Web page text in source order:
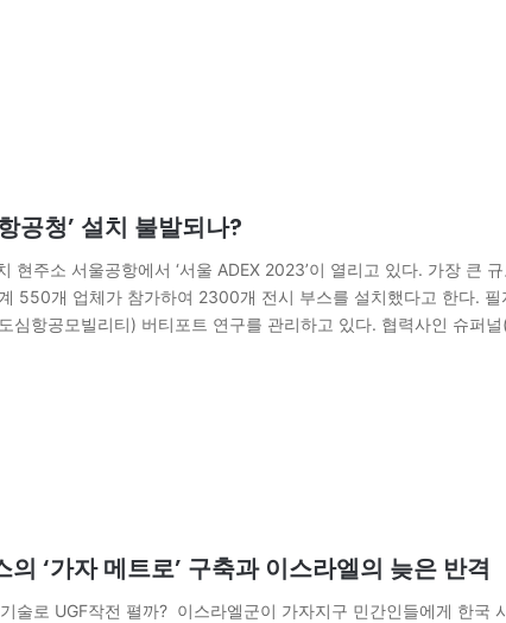
공청’ 설치 불발되나?
현주소 서울공항에서 ‘서울 ADEX 2023’이 열리고 있다. 가장 큰
550개 업체가 참가하여 2300개 전시 부스를 설치했다고 한다. 필
심항공모빌리티) 버티포트 연구를 관리하고 있다. 협력사인 슈퍼
미래산업을 한눈에 가늠할…
‘가자 메트로’ 구축과 이스라엘의 늦은 반격
술로 UGF작전 펼까? 이스라엘군이 가자지구 민간인들에게 한국